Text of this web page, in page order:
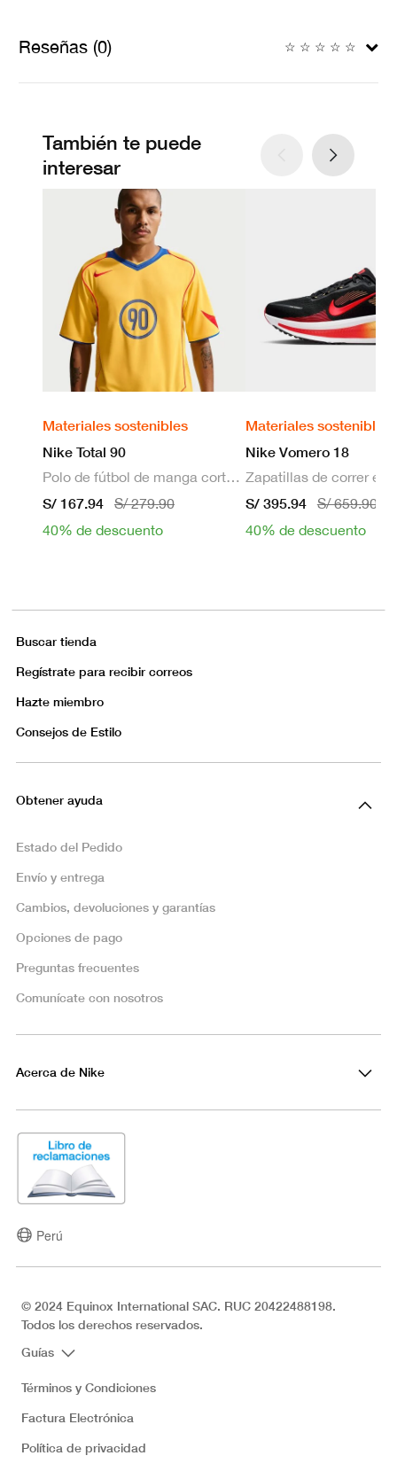
Reseñas (0) ☆ ☆ ☆ ☆ ☆
También te puede
interesar
Materiales sostenibles
Nike Total 90
Polo de fútbol de manga corta Dri-FIT para hombre
S/ 167.94
S/ 279.90
40% de descuento
Materiales sostenibles
Nike Vomero 18
S/ 395.94
S/ 659.90
40% de descuento
Buscar tienda
Regístrate para recibir correos
Hazte miembro
Consejos de Estilo
Obtener ayuda
Estado del Pedido
Envío y entrega
Cambios, devoluciones y garantías
Opciones de pago
Preguntas frecuentes
Comunícate con nosotros
Acerca de Nike
Perú
© 2024 Equinox International SAC. RUC 20422488198.
Todos los derechos reservados.
Guías
Términos y Condiciones
Factura Electrónica
Política de privacidad